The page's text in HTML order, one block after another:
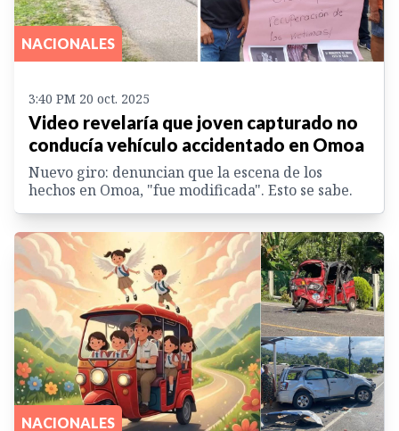
NACIONALES
3:40 PM 20 oct. 2025
Video revelaría que joven capturado no
conducía vehículo accidentado en Omoa
Nuevo giro: denuncian que la escena de los
hechos en Omoa, "fue modificada". Esto se sabe.
NACIONALES